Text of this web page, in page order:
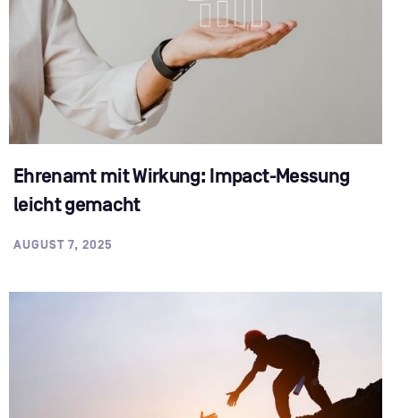
Ehrenamt mit Wirkung: Impact-Messung
leicht gemacht
AUGUST 7, 2025